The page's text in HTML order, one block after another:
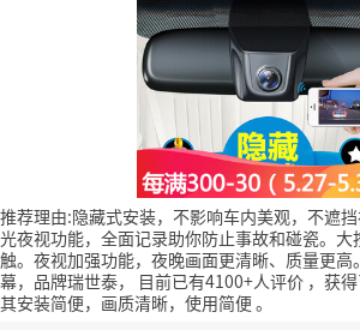
推荐理由:隐藏式安装，不影响车内美观，不遮
光夜视功能，全面记录助你防止事故和碰瓷。
触。夜视加强功能，夜晚画面更清晰、质量更高。
幕，品牌瑞世泰，
目前已有4100+人评价 ，获
其安装简便，画质清晰，使用简便。